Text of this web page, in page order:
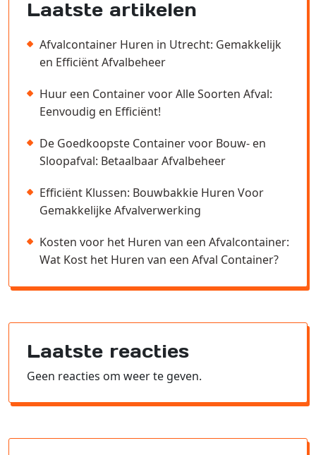
Laatste artikelen
Afvalcontainer Huren in Utrecht: Gemakkelijk
en Efficiënt Afvalbeheer
Huur een Container voor Alle Soorten Afval:
Eenvoudig en Efficiënt!
De Goedkoopste Container voor Bouw- en
Sloopafval: Betaalbaar Afvalbeheer
Efficiënt Klussen: Bouwbakkie Huren Voor
Gemakkelijke Afvalverwerking
Kosten voor het Huren van een Afvalcontainer:
Wat Kost het Huren van een Afval Container?
Laatste reacties
Geen reacties om weer te geven.